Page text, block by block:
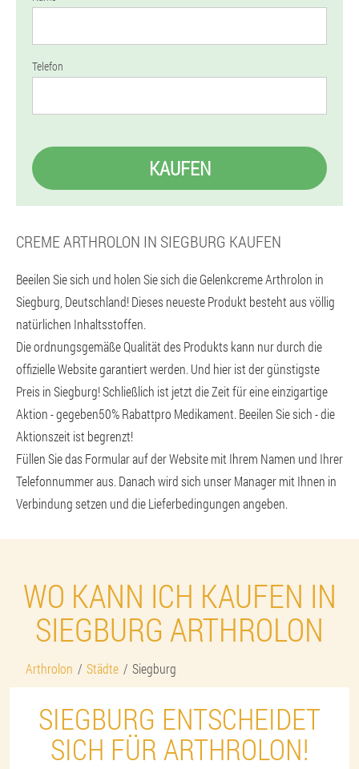
Telefon
KAUFEN
CREME ARTHROLON IN SIEGBURG KAUFEN
Beeilen Sie sich und holen Sie sich die Gelenkcreme Arthrolon in
Siegburg, Deutschland! Dieses neueste Produkt besteht aus völlig
natürlichen Inhaltsstoffen.
Die ordnungsgemäße Qualität des Produkts kann nur durch die
offizielle Website garantiert werden. Und hier ist der günstigste
Preis in Siegburg! Schließlich ist jetzt die Zeit für eine einzigartige
Aktion - gegeben50% Rabattpro Medikament. Beeilen Sie sich - die
Aktionszeit ist begrenzt!
Füllen Sie das Formular auf der Website mit Ihrem Namen und Ihrer
Telefonnummer aus. Danach wird sich unser Manager mit Ihnen in
Verbindung setzen und die Lieferbedingungen angeben.
WO KANN ICH KAUFEN IN
SIEGBURG ARTHROLON
Arthrolon Städte Siegburg
SIEGBURG ENTSCHEIDET
SICH FÜR ARTHROLON!